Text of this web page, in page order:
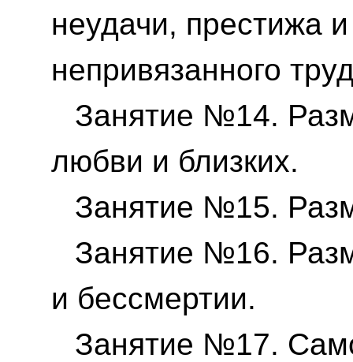
неудачи, престижа
непривязанного
Занятие №14.
любви и близких.
Занятие №15.
Занятие №16.
и бессмертии.
Занятие №17.